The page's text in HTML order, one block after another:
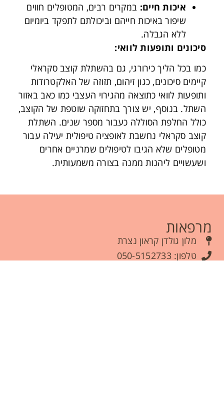
איכות חיים: במקרים רבים, המטופלים חווים
שיפור באיכות חייהם וביכולתם לתפקד ביומיום
ללא הגבלה.
סיכונים ותופעות לוואי:
כמו בכל הליך כירורגי, גם בהשתלת קוצב סקראלי
קיימים סיכונים, כגון זיהום, תזוזה של האלקטרודות
ותופעות לוואי כתוצאה מהגירוי העצבי כמו כאב באזור
השתל. בנוסף, יש צורך בתחזוקה שוטפת של הקוצב,
כולל החלפת הסוללה כעבור מספר שנים. השתלת
קוצב סקראלי נחשבת לאופציה טיפולית יעילה עבור
מטופלים שלא הגיבו לטיפולים שמרניים אחרים
ושעשויים ליהנות ממנה בצורה משמעותית.
מרפאות
מלון גולדן קראון נצרת
טלפון: 050-5152733